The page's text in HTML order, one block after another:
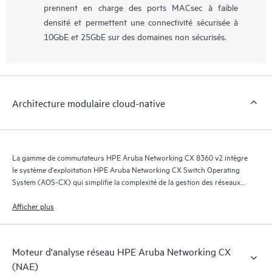
prennent en charge des ports MACsec à faible
densité et permettent une connectivité sécurisée à
10GbE et 25GbE sur des domaines non sécurisés.
Architecture modulaire cloud-native
La gamme de commutateurs HPE Aruba Networking CX 8360 v2 intègre
le système d'exploitation HPE Aruba Networking CX Switch Operating
System (AOS-CX) qui simplifie la complexité de la gestion des réseaux
modèle opérationnel de votre organisation informatique.
Afficher plus
Moteur d'analyse réseau HPE Aruba Networking CX
(NAE)